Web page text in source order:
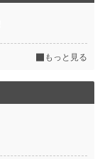
もっと見る